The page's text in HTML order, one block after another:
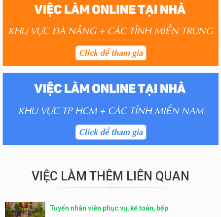
VIỆC LÀM THÊM LIÊN QUAN
Tuyển nhân viên phục vụ, kế toán, bếp